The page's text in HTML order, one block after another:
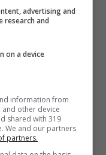
advertising and
research and
on a device
information from
other device
shared with 319
We and our partners
partners.